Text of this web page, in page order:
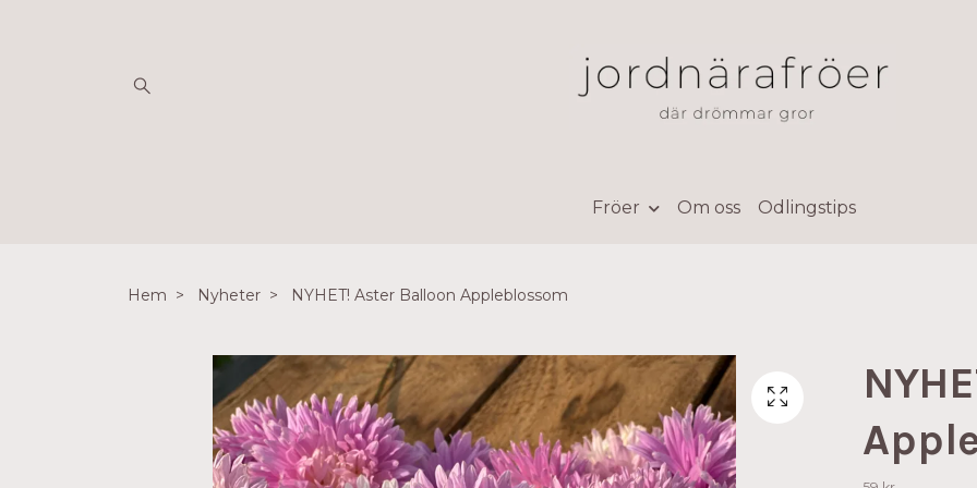
Fröer Om oss Odlingstips
Hem Nyheter NYHET! Aster Balloon Appleblossom